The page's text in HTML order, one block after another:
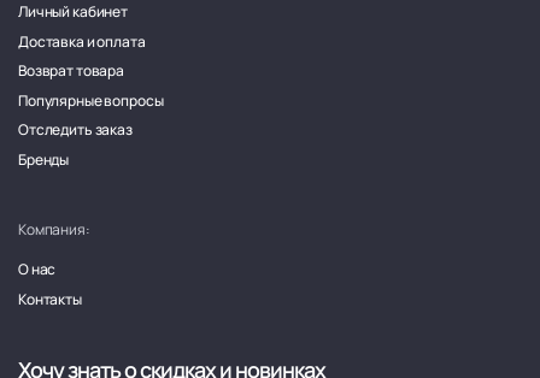
Личный кабинет
Доставка и оплата
Возврат товара
Популярные вопросы
Отследить заказ
Бренды
Компания:
О нас
Контакты
Хочу знать о скидках и новинках